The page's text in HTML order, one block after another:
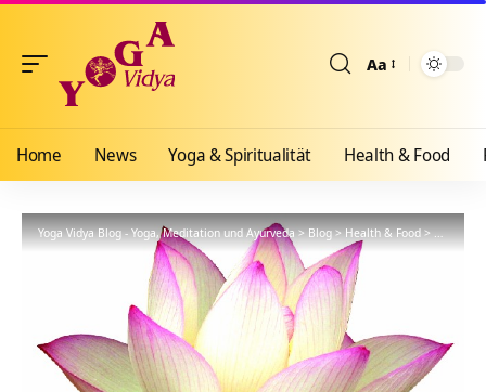
Aa
Home News Yoga & Spiritualität Health & Food
Yoga Vidya Blog - Yoga, Meditation und Ayurveda>Blog>Health & Food>